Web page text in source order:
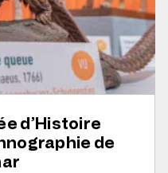
d’Histoire
de